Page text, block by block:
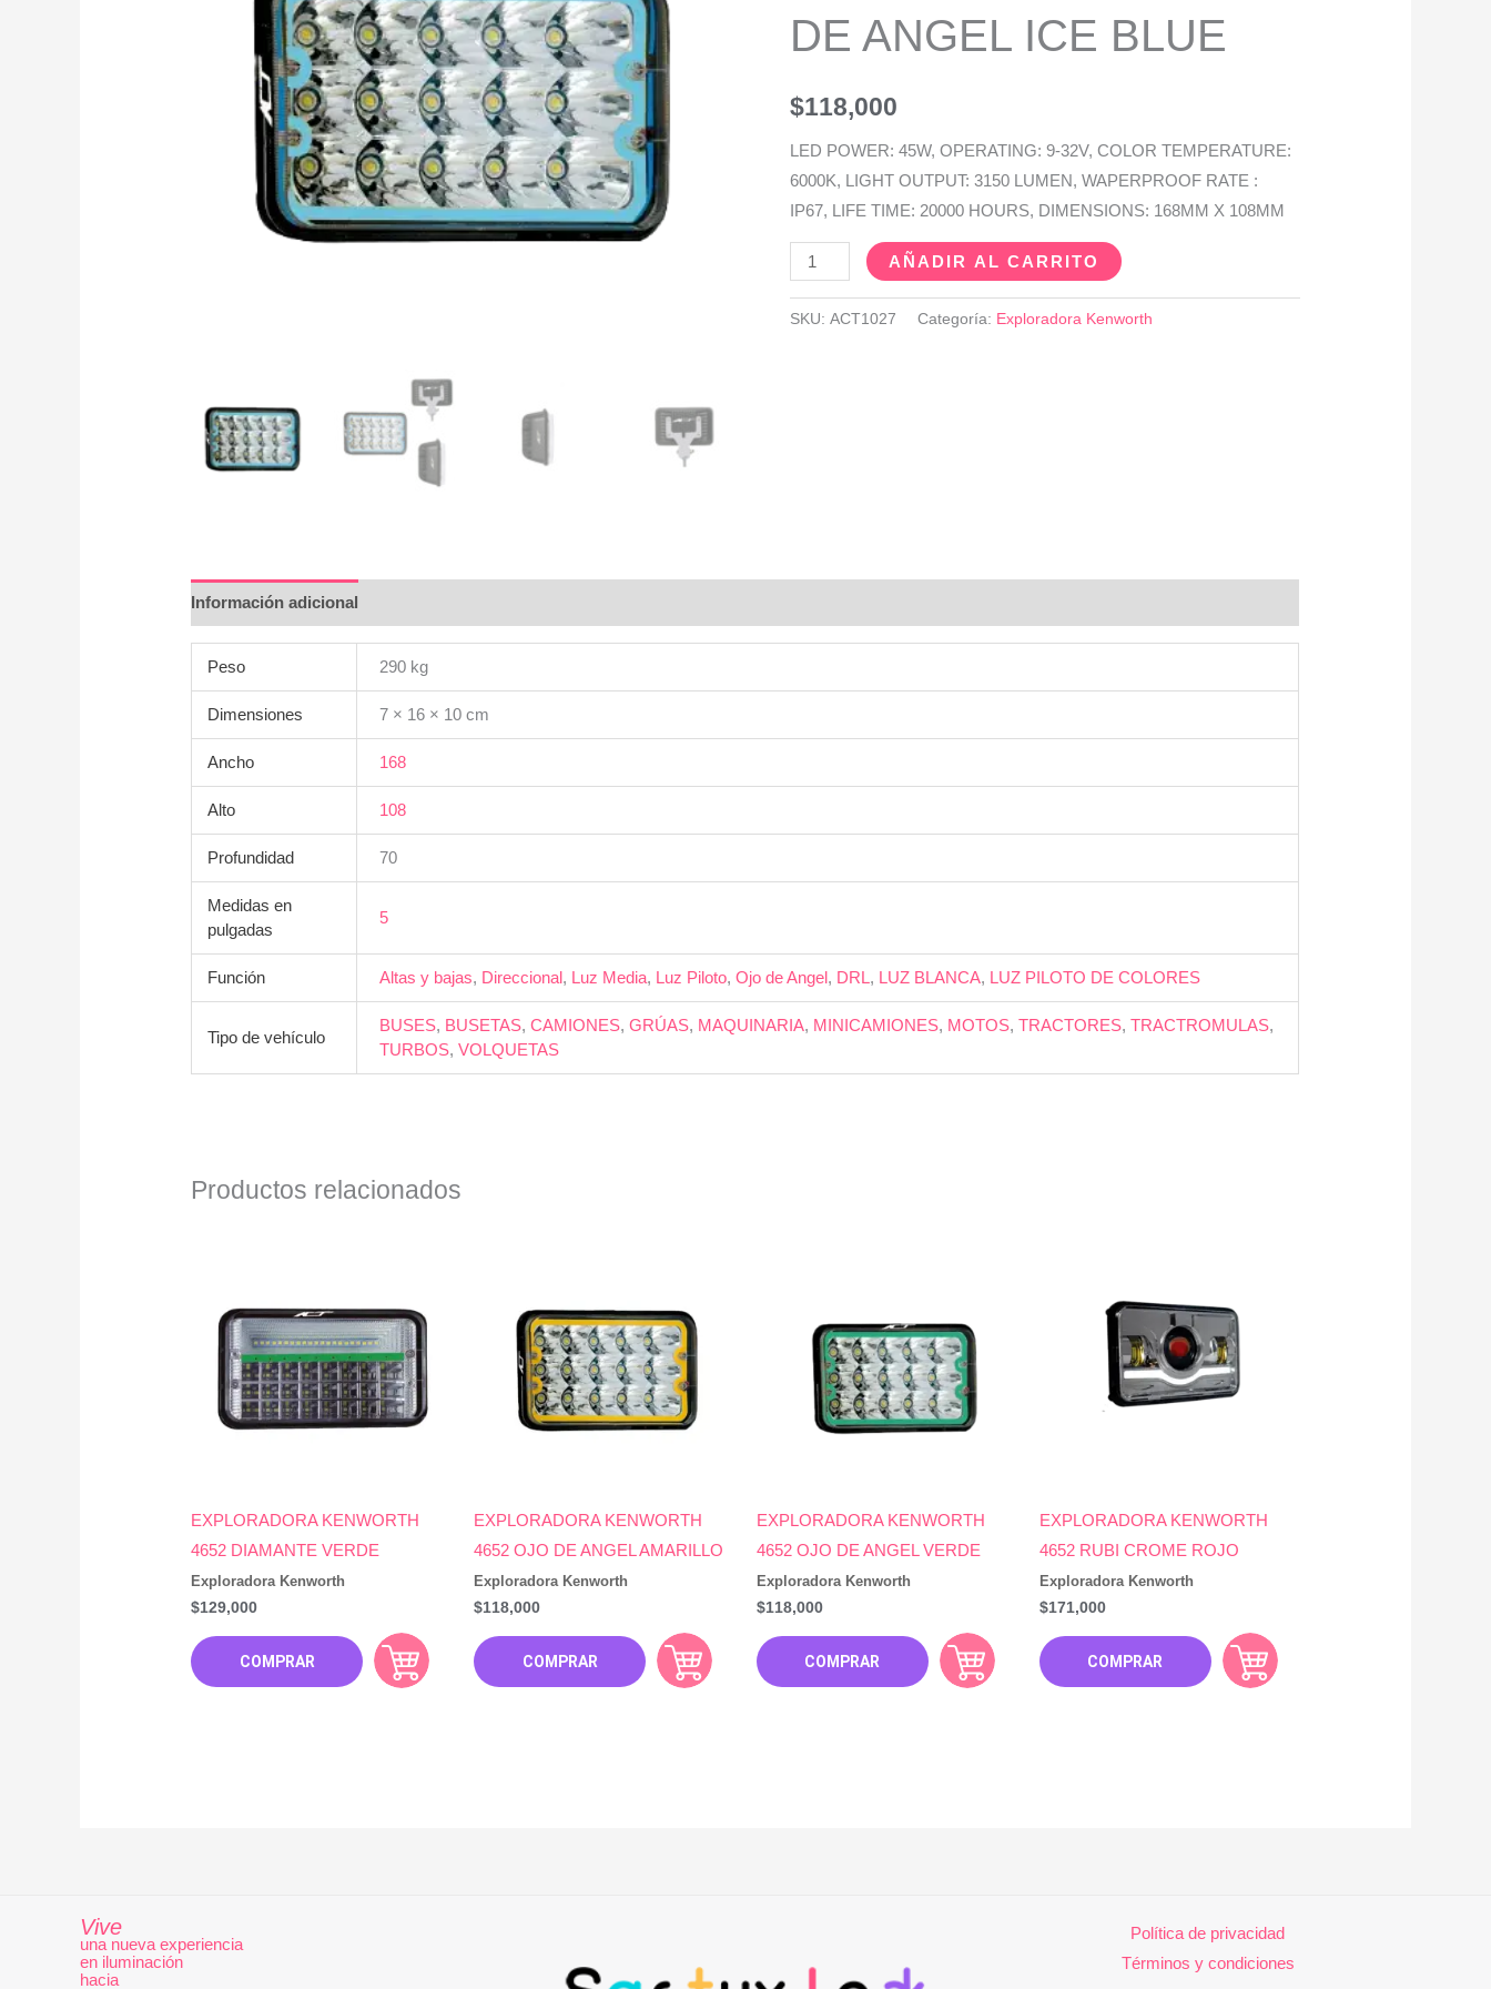
DE ANGEL ICE BLUE
$118,000
LED POWER: 45W, OPERATING: 9-32V, COLOR TEMPERATURE:
6000K, LIGHT OUTPUT: 3150 LUMEN, WAPERPROOF RATE :
IP67, LIFE TIME: 20000 HOURS, DIMENSIONS: 168MM X 108MM
BLUE
cantidad
AÑADIR AL CARRITO
SKU: ACT1027 Categoría: Exploradora Kenworth
Información adicional
Peso 290 kg
Dimensiones 7 × 16 × 10 cm
Ancho 168
Alto 108
Profundidad 70
Medidas en
pulgadas
5
Función Altas y bajas, Direccional, Luz Media, Luz Piloto,Ojo de Angel, DRL, LUZ BLANCA, LUZ PILOTO DE COLORES
Tipo de vehículo
BUSES, BUSETAS,CAMIONES,GRÚAS, MAQUINARIA, MINICAMIONES, MOTOS,TRACTORES,TRACTROMULAS,
TURBOS,VOLQUETAS
Productos relacionados
Exploradora Kenworth
EXPLORADORA KENWORTH
4652 DIAMANTE VERDE
COMPRAR
$129,000
Exploradora Kenworth
EXPLORADORA KENWORTH
4652 OJO DE ANGEL AMARILLO
COMPRAR
$118,000
Exploradora Kenworth
EXPLORADORA KENWORTH
4652 OJO DE ANGEL VERDE
COMPRAR
$118,000
Exploradora Kenworth
EXPLORADORA KENWORTH
4652 RUBI CROME ROJO
COMPRAR
$171,000
Vive
una nueva experiencia
en iluminación
hacia
Política de privacidad
Términos y condiciones